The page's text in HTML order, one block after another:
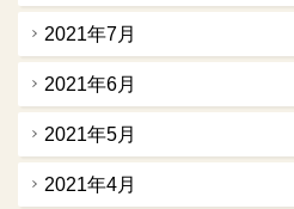
2021年7月
2021年6月
2021年5月
2021年4月